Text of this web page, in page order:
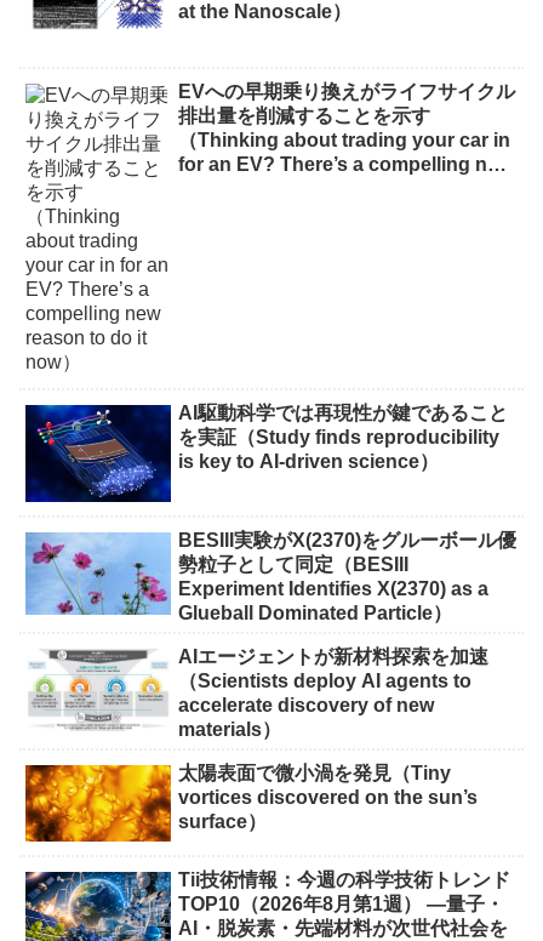
at the Nanoscale）
EVへの早期乗り換えがライフサイクル
排出量を削減することを示す
（Thinking about trading your car in
for an EV? There’s a compelling new
AI駆動科学では再現性が鍵であること
を実証（Study finds reproducibility
is key to AI-driven science）
BESIII実験がX(2370)をグルーボール優
勢粒子として同定（BESIII
Experiment Identifies X(2370) as a
Glueball Dominated Particle）
AIエージェントが新材料探索を加速
（Scientists deploy AI agents to
accelerate discovery of new
materials）
太陽表面で微小渦を発見（Tiny
vortices discovered on the sun’s
surface）
Tii技術情報：今週の科学技術トレンド
TOP10（2026年8月第1週） ―量子・
AI・脱炭素・先端材料が次世代社会を